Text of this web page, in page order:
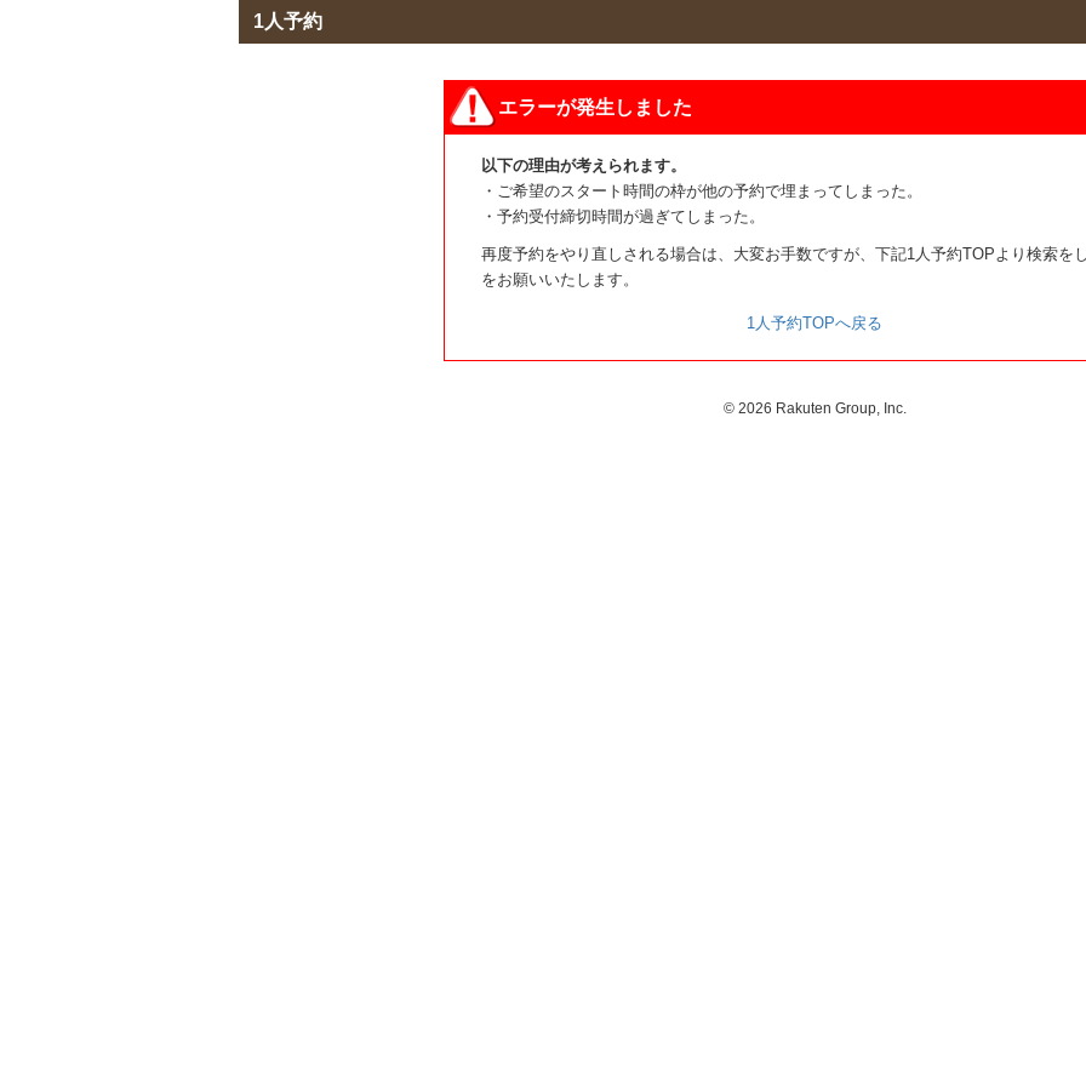
1人予約
エラーが発生しました
以下の理由が考えられます。
・ご希望のスタート時間の枠が他の予約で埋まってしまった。
・予約受付締切時間が過ぎてしまった。
再度予約をやり直しされる場合は、大変お手数ですが、下記1人予約TOPより検索を
をお願いいたします。
1人予約TOPへ戻る
© 2026 Rakuten Group, Inc.